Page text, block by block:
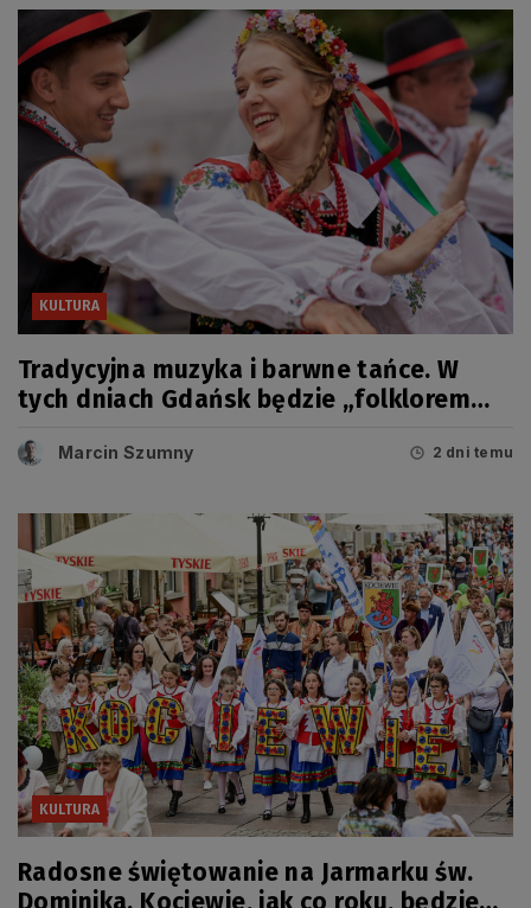
KULTURA
Tradycyjna muzyka i barwne tańce. W
tych dniach Gdańsk będzie „folklorem
Marcin Szumny 2 dni temu
KULTURA
Radosne świętowanie na Jarmarku św.